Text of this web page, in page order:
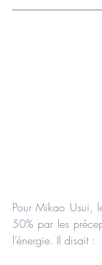
Pour Mikao Usui,
50% par les
l’énergie. Il disait :